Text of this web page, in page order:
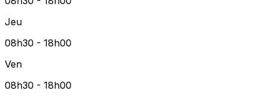
Jeu
08h30 - 18h00
Ven
08h30 - 18h00